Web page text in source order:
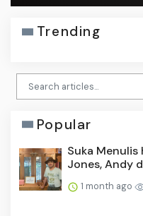
Trending
Popular
Suka
Jones, Andy
1 month ago